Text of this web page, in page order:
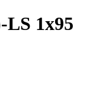
1х95